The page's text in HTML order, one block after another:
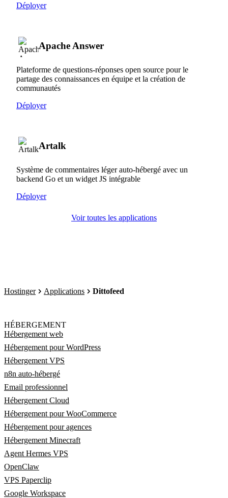
Déployer
Apache Answer
Plateforme de questions-réponses open source pour le
partage des connaissances en équipe et la création de
communautés
Déployer
Artalk
Système de commentaires léger auto-hébergé avec un
backend Go et un widget JS intégrable
Déployer
Voir toutes les applications
Hostinger Applications Dittofeed
HÉBERGEMENT
Hébergement web
Hébergement pour WordPress
Hébergement VPS
n8n auto-hébergé
Email professionnel
Hébergement Cloud
Hébergement pour WooCommerce
Hébergement pour agences
Hébergement Minecraft
Agent Hermes VPS
OpenClaw
VPS Paperclip
Google Workspace